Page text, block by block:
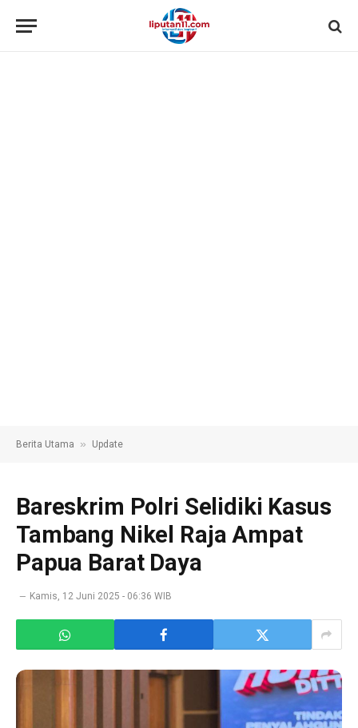
Berita Utama » Update
Bareskrim Polri Selidiki Kasus
Tambang Nikel Raja Ampat
Papua Barat Daya
Kamis, 12 Juni 2025 - 06:36 WIB